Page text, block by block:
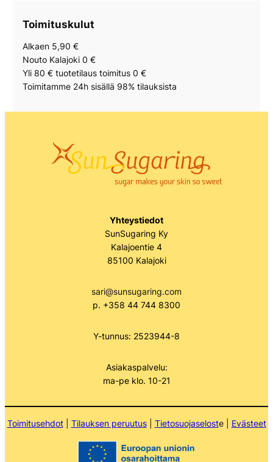
Toimituskulut
Alkaen 5,90 €
Nouto Kalajoki 0 €
Yli 80 € tuotetilaus toimitus 0 €
Toimitamme 24h sisällä 98% tilauksista
Yhteystiedot
SunSugaring Ky
Kalajoentie 4
85100 Kalajoki
sari@sunsugaring.com
p. +358 44 744 8300
Y-tunnus: 2523944-8
Asiakaspalvelu:
ma-pe klo. 10-21
Toimitusehdot| Tilauksen peruutus| Tietosuojaseloste | Evästeet